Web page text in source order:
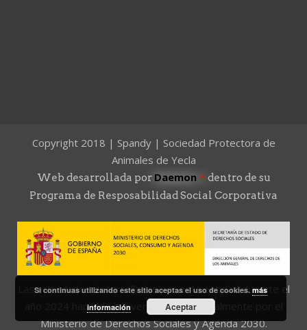
Copyright 2018 | Spandy | Sociedad Protectora de
Animales de Yecla
Web desarrollada por Daemon 4dentro de su
Programa de Resposabilidad Social Corporativa
Las actividades desarrolladas por esta entidad durante el
año 2024 han sido subvencionadas parcialmente por el
Ministerio de Derechos Sociales y Agenda 2030.
Si continuas utilizando este sitio aceptas el uso de cookies.más
información
Aceptar